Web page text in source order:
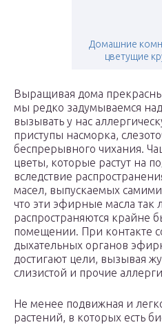
Домашние
цветущие
Выращивая дома
мы редко задумываемся
вызывать у нас
приступы насморка,
беспрерывного чихания.
цветы, которые растут на
вследствие
масел, выпускаемых
что эти эфирные масла так
распространяются крайне
помещении. При контакте
дыхательных органов
достигают цели, вызывая
слизистой и прочие
Не менее подвижная и
растений, в которых есть